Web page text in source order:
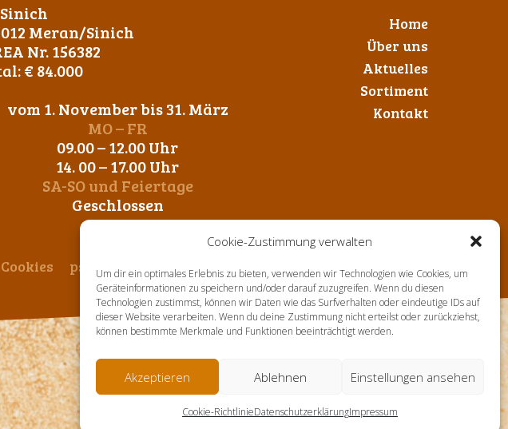
Cookie-Zustimmung verwalten
Um dir ein optimales Erlebnis zu bieten, verwenden wir Technologien wie Cookies, um
Geräteinformationen zu speichern und/oder darauf zuzugreifen. Wenn du diesen
Technologien zustimmst, können wir Daten wie das Surfverhalten oder eindeutige IDs auf
dieser Website verarbeiten. Wenn du deine Zustimmung nicht erteilst oder zurückziehst,
können bestimmte Merkmale und Funktionen beeinträchtigt werden.
Akzeptieren Ablehnen Einstellungen ansehen
Cookie-RichtlinieDatenschutzerklärungImpressum
Meran/Sinich
Nr. 156382
€ 84.000
vom 1. November bis 31. März
MO – FR
09.00 – 12.00 Uhr
14. 00 – 17.00 Uhr
SA-SO und Feiertage
Geschlossen
Home
Über uns
Aktuelles
Sortiment
Kontakt
Cookies ps-design